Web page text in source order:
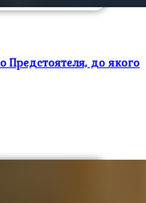
до якого